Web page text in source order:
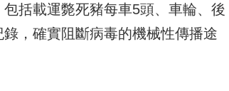
括載運斃死豬每車5頭、車輪、後
，確實阻斷病毒的機械性傳播途